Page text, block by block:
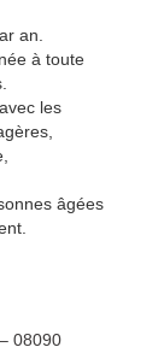
an.
à toute
les
âgées
08090